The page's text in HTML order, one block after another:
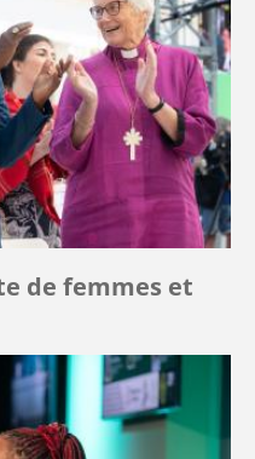
de femmes et